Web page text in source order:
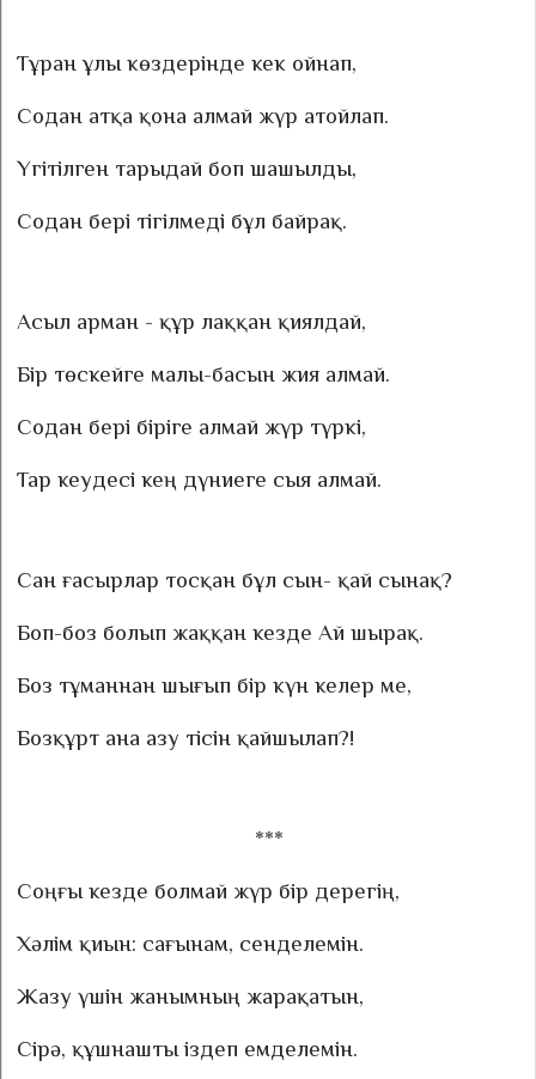
Тұран ұлы көздерінде кек ойнап,
Содан атқа қона алмай жүр атойлап.
Үгітілген тарыдай боп шашылды,
Содан бері тігілмеді бұл байрақ.
Асыл арман - құр лаққан қиялдай,
Бір төскейге малы-басын жия алмай.
Содан бері біріге алмай жүр түркі,
Тар кеудесі кең дүниеге сыя алмай.
Сан ғасырлар тосқан бұл сын- қай сынақ?
Боп-боз болып жаққан кезде Ай шырақ.
Боз тұманнан шығып бір күн келер ме,
Бозқұрт ана азу тісін қайшылап?!
***
Соңғы кезде болмай жүр бір дерегің,
Хәлім қиын: сағынам, сенделемін.
Жазу үшін жанымның жарақатын,
Сірә, құшнашты іздеп емделемін.